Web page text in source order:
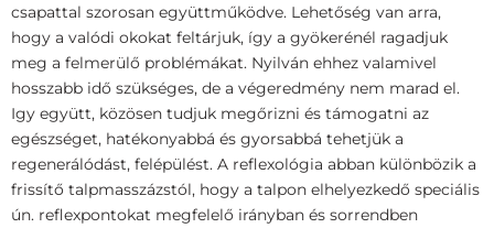
csapattal szorosan együttműködve. Lehetőség van arra,
hogy a valódi okokat feltárjuk, így a gyökerénél ragadjuk
meg a felmerülő problémákat. Nyilván ehhez valamivel
hosszabb idő szükséges, de a végeredmény nem marad el.
Igy együtt, közösen tudjuk megőrizni és támogatni az
egészséget, hatékonyabbá és gyorsabbá tehetjük a
regenerálódást, felépülést. A reflexológia abban különbözik a
frissítő talpmasszázstól, hogy a talpon elhelyezkedő speciális
ún. reflexpontokat megfelelő irányban és sorrendben